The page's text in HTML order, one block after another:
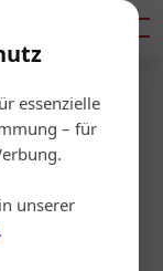
essenzielle
– für
unserer
. 10:46 Uhr